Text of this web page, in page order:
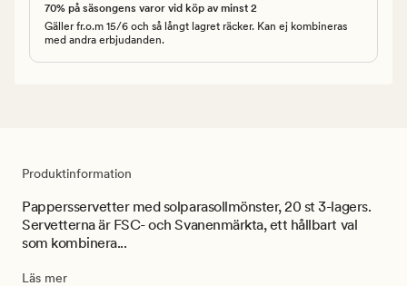
70% på säsongens varor vid köp av minst 2
Gäller fr.o.m 15/6 och så långt lagret räcker. Kan ej kombineras
med andra erbjudanden.
Produktinformation
Pappersservetter med solparasollmönster, 20 st 3-lagers.
Servetterna är FSC- och Svanenmärkta, ett hållbart val
som kombinera...
Läs mer